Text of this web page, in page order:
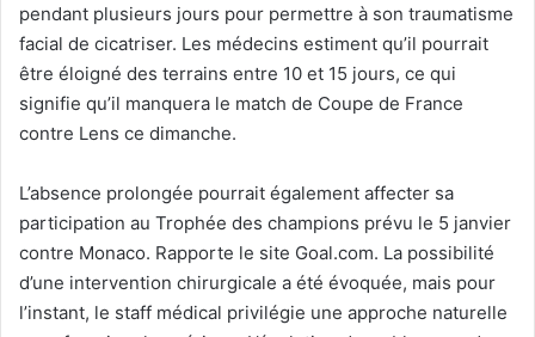
pendant plusieurs jours pour permettre à son traumatisme
facial de cicatriser. Les médecins estiment qu’il pourrait
être éloigné des terrains entre 10 et 15 jours, ce qui
signifie qu’il manquera le match de Coupe de France
contre Lens ce dimanche.
L’absence prolongée pourrait également affecter sa
participation au Trophée des champions prévu le 5 janvier
contre Monaco. Rapporte le site Goal.com. La possibilité
d’une intervention chirurgicale a été évoquée, mais pour
l’instant, le staff médical privilégie une approche naturelle